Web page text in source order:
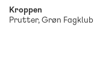
Kroppen
Prutter, Grøn Fagklub